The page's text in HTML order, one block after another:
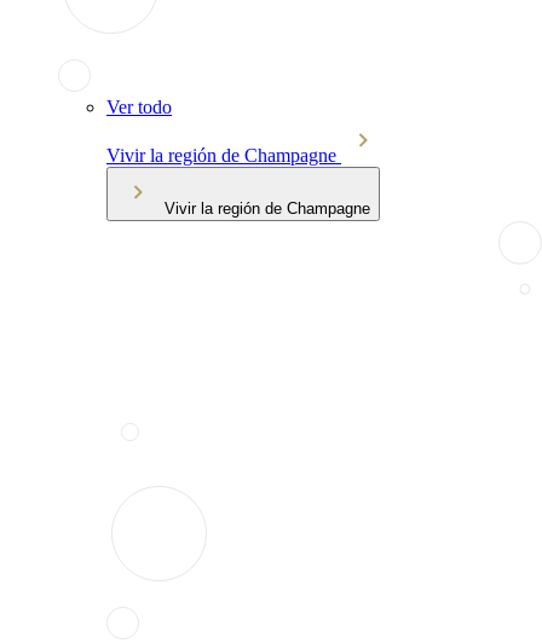
Ver todo
Vivir la región de Champagne
Vivir la región de Champagne